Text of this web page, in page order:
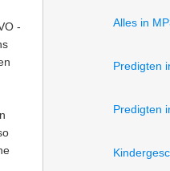
Alles in
Predigten
Predigten
-